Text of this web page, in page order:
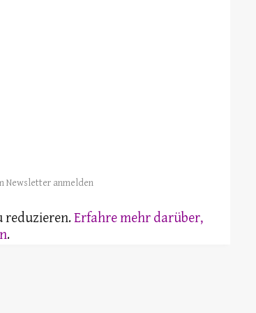
Newsletter anmelden
reduzieren.Erfahre mehr darüber,
.